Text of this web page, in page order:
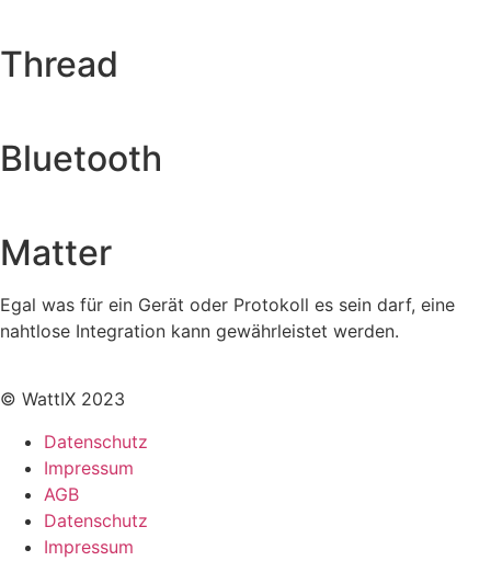
Thread
Bluetooth
Matter
Egal was für ein Gerät oder Protokoll es sein darf, eine
nahtlose Integration kann gewährleistet werden.
© WattIX 2023
Datenschutz
Impressum
AGB
Datenschutz
Impressum